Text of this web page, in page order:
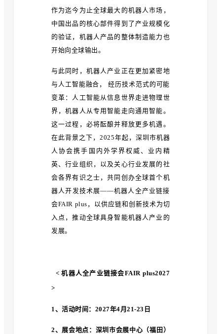
作为迄今为止全球最大的机器人市场，
中国出品的核心部件得到了产业规模化
的验证，机器人产品的整体制造能力也
开始向全球输出。
与此同时，机器人产业正在更加紧密地
与人工智能融合， 经历技术范式的可能
变革：人工智能从信息世界走进物理世
界，机器人从专用智能走向通用智能。
这一过程，必将酝酿并释放更多机遇。
在此背景之下，2025年起，深圳市机器
人协会携手国内外学界权威、业内精
英、行业组织，以及关心行业发展的社
会各界有识之士，共同创办全球首个机
器人开发技术展——机器人全产业链接
会FAIR plus，以供应链和创新技术为切
入点，推动全球具身智能机器人产业的
发展。
< 机器人全产业链接会FAIR plus2027
>
1、活动时间：2027年4月21-23日
2、展会地点 ：深圳市会展中心（福田）